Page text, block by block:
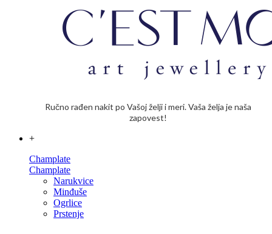
Ručno rađen nakit po Vašoj želji i meri. Vaša želja je naša
zapovest!
+
Champlate
Champlate
Narukvice
Minđuše
Ogrlice
Prstenje